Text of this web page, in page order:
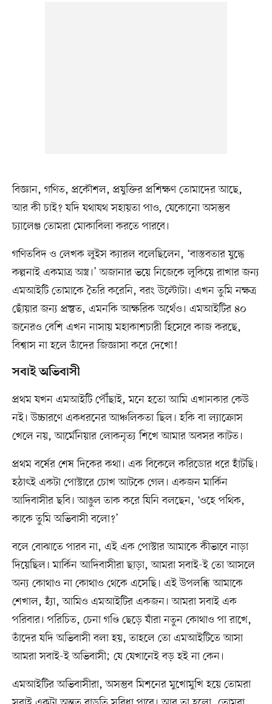
বিজ্ঞান, গণিত, প্রকৌশল, প্রযুক্তির প্রশিক্ষণ তোমাদের আছে,
আর কী চাই? যদি যথাযথ সহায়তা পাও, যেকোনো অসম্ভব
চ্যালেঞ্জ তোমরা মোকাবিলা করতে পারবে।
গণিতবিদ ও লেখক লুইস ক্যারল বলেছিলেন, ‘বাস্তবতার যুদ্ধে
কল্পনাই একমাত্র অস্ত্র।’ অজানার ভয়ে নিজেকে লুকিয়ে রাখার জন্য
এমআইটি তোমাকে তৈরি করেনি, বরং উল্টোটা। এখন তুমি নক্ষত্র
ছোঁয়ার জন্য প্রস্তুত, এমনকি আক্ষরিক অর্থেও। এমআইটির ৪০
জনেরও বেশি এখন নাসায় মহাকাশচারী হিসেবে কাজ করছে,
বিশ্বাস না হলে তাঁদের জিজ্ঞাসা করে দেখো!
সবাই অভিবাসী
প্রথম যখন এমআইটি পৌঁছাই, মনে হতো আমি এখানকার কেউ
নই। উচ্চারণে একধরনের আঞ্চলিকতা ছিল। হকি বা ল্যাক্রোস
খেলে নয়, আর্মেনিয়ার লোকনৃত্য শিখে আমার অবসর কাটত।
প্রথম বর্ষের শেষ দিকের কথা। এক বিকেলে করিডোর ধরে হাঁটছি।
হঠাৎই একটা পোস্টারে চোখ আটকে গেল। একজন মার্কিন
আদিবাসীর ছবি। আঙুল তাক করে যিনি বলছেন, ‘ওহে পথিক,
কাকে তুমি অভিবাসী বলো?’
বলে বোঝাতে পারব না, এই এক পোস্টার আমাকে কীভাবে নাড়া
দিয়েছিল। মার্কিন আদিবাসীরা ছাড়া, আমরা সবাই-ই তো আসলে
অন্য কোথাও না কোথাও থেকে এসেছি। এই উপলব্ধি আমাকে
শেখাল, হ্যাঁ, আমিও এমআইটির একজন। আমরা সবাই এক
পরিবার। পরিচিত, চেনা গণ্ডি ছেড়ে যাঁরা নতুন কোথাও পা রাখে,
তাঁদের যদি অভিবাসী বলা হয়, তাহলে তো এমআইটিতে আসা
আমরা সবাই-ই অভিবাসী; যে যেখানেই বড় হই না কেন।
এমআইটির অভিবাসীরা, অসম্ভব মিশনের মুখোমুখি হয়ে তোমরা